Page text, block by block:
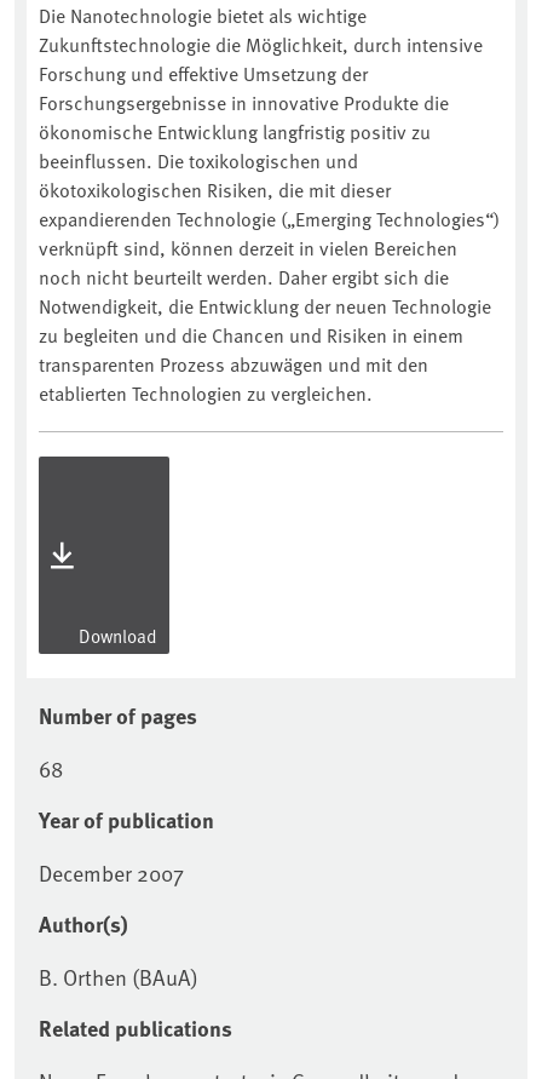
Die Nanotechnologie bietet als wichtige
Zukunftstechnologie die Möglichkeit, durch intensive
Forschung und effektive Umsetzung der
Forschungsergebnisse in innovative Produkte die
ökonomische Entwicklung langfristig positiv zu
beeinflussen. Die toxikologischen und
ökotoxikologischen Risiken, die mit dieser
expandierenden Technologie („Emerging Technologies“)
verknüpft sind, können derzeit in vielen Bereichen
noch nicht beurteilt werden. Daher ergibt sich die
Notwendigkeit, die Entwicklung der neuen Technologie
zu begleiten und die Chancen und Risiken in einem
transparenten Prozess abzuwägen und mit den
etablierten Technologien zu vergleichen.
Download
Number of pages
68
Year of publication
December 2007
Author(s)
B. Orthen (BAuA)
Related publications